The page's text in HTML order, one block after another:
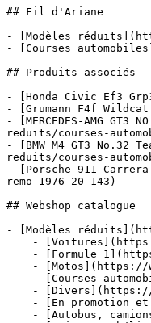
## Fil d'Ariane
- [Modèles
- [Courses
## Produits associés
- [Honda Civic Ef3
- [Grumann F4f
- [MERCEDES-AMG GT3
reduits/courses-
- [BMW M4 GT3
reduits/courses-
- [Porsche 911
remo-1976-20-143)
## Webshop catalogue
- [Modèles